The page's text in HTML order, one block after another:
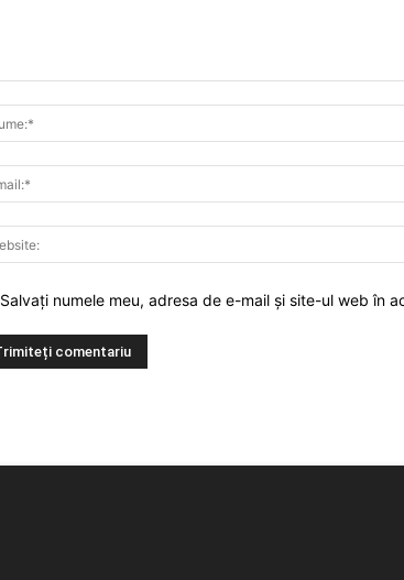
Salvați numele meu, adresa de e-mail și site-ul web în